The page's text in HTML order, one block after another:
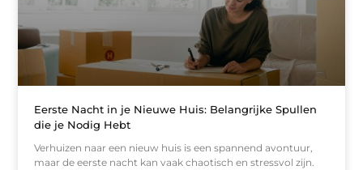
Eerste Nacht in je Nieuwe Huis: Belangrijke Spullen
die je Nodig Hebt
Verhuizen naar een nieuw huis is een spannend avontuur,
maar de eerste nacht kan vaak chaotisch en stressvol zijn.